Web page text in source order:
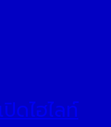
ดไฮไลท์